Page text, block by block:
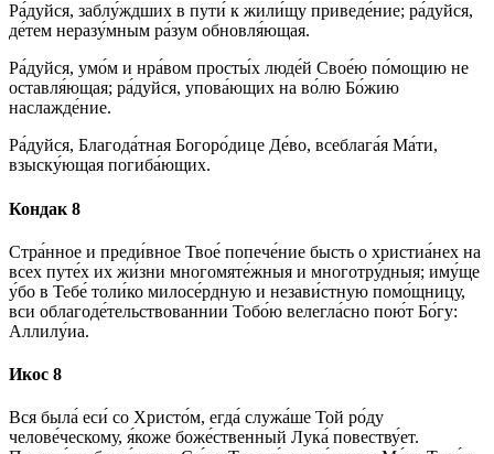
Ра́­дуй­ся, за­блу́жд­ших в пу­ти́ к жили́щу приведе́ние; ра́­дуй­ся,
де́тем неразу́мным ра́­зум обновля́ющая.
Ра́­дуй­ся, умо́м и нра́вом просты́х лю­де́й Свое́ю по́­мо­щию не
оставля́ющая; ра́­дуй­ся, упова́ющих на во́лю Бо́­жию
наслажде́ние.
Ра́­дуй­ся, Бла­го­да́т­ная Бо­го­ро́­ди­це Де́­во, всеблага́я Ма́­ти,
взыску́ющая погиба́ющих.
Кондак 8
Стра́н­ное и преди́вное Твое́ попече́ние бысть о христиа́нех на
всех путе́х их жи́з­ни многомяте́жныя и многотру́дныя; иму́ще
у́бо в Те­бе́ толи́ко милосе́рдную и незави́стную по­мо́щ­ни­цу,
вси облагоде́тельствованнии То­бо́ю велегла́сно пою́т Бо́­гу:
Алли­лу́иа.
Икос 8
Вся была́ еси́ со Хри­сто́м, ег­да́ служа́ше Той ро́ду
челове́ческому, я́ко­же бо­же́ст­вен­ный Лука́ повеству́ет.